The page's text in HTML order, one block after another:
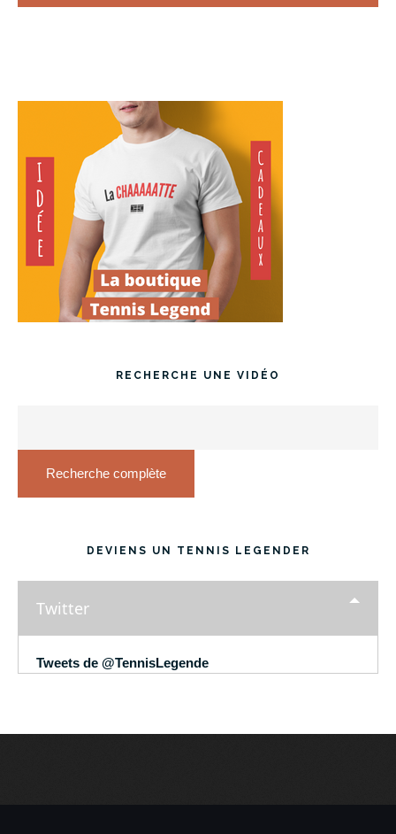
RECHERCHE UNE VIDÉO
Recherche complète
DEVIENS UN TENNIS LEGENDER
Twitter
Tweets de @TennisLegende